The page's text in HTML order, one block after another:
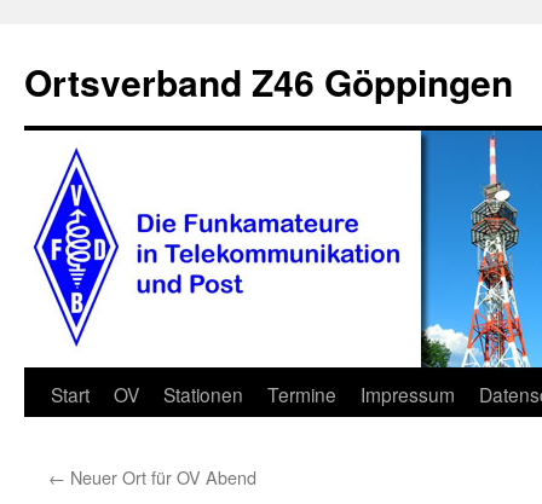
springen
Ortsverband Z46 Göppingen
Start OV Stationen Termine Impressum
← Neuer Ort für OV Abend